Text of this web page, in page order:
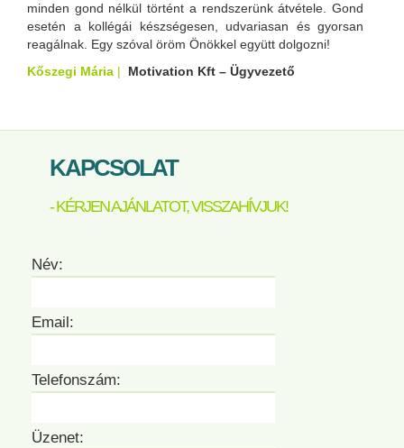
minden gond nélkül történt a rendszerünk átvétele. Gond
esetén a kollégái készségesen, udvariasan és gyorsan
reagálnak. Egy szóval öröm Önökkel együtt dolgozni!
Kőszegi Mária | Motivation Kft – Ügyvezető
KAPCSOLAT
- KÉRJEN AJÁNLATOT, VISSZAHÍVJUK!
Név:
Email:
Telefonszám:
Üzenet: